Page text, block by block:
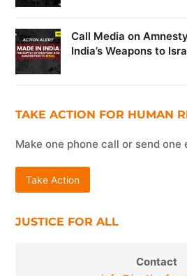
Call Media on
India’s Weapons to
TAKE ACTION FOR HUMAN
Make one phone call or send one
Take Action
JUSTICE FOR ALL
Contact